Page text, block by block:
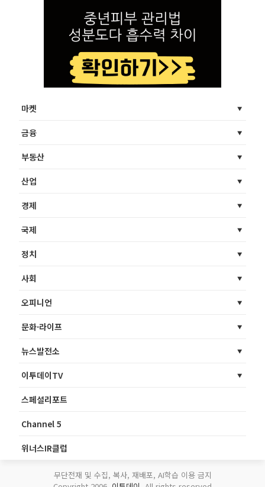
마켓
금융
부동산
산업
경제
국제
정치
사회
오피니언
문화·라이프
뉴스발전소
이투데이TV
스페셜리포트
Channel 5
위너스IR클럽
무단전재 및 수집, 복사, 재배포, AI학습 이용 금지